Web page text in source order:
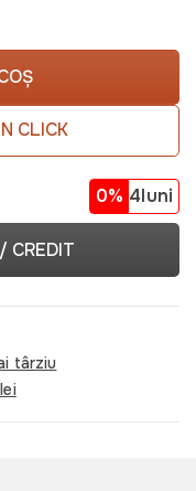
CLICK
0% 4luni
CREDIT
târziu